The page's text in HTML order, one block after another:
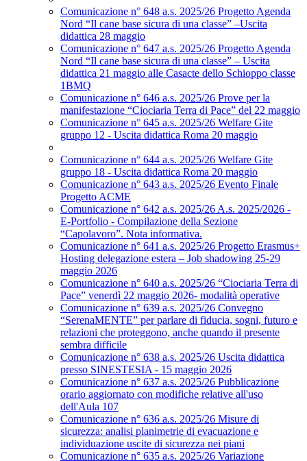
Comunicazione n° 648 a.s. 2025/26 Progetto Agenda
Nord “Il cane base sicura di una classe” –Uscita
didattica 28 maggio
Comunicazione n° 647 a.s. 2025/26 Progetto Agenda
Nord “Il cane base sicura di una classe” – Uscita
didattica 21 maggio alle Casacte dello Schioppo classe
1BMQ
Comunicazione n° 646 a.s. 2025/26 Prove per la
manifestazione “Ciociaria Terra di Pace” del 22 maggio
Comunicazione n° 645 a.s. 2025/26 Welfare Gite
gruppo 12 - Uscita didattica Roma 20 maggio
Comunicazione n° 644 a.s. 2025/26 Welfare Gite
gruppo 18 - Uscita didattica Roma 20 maggio
Comunicazione n° 643 a.s. 2025/26 Evento Finale
Progetto ACME
Comunicazione n° 642 a.s. 2025/26 A.s. 2025/2026 -
E-Portfolio - Compilazione della Sezione
“Capolavoro”. Nota informativa.
Comunicazione n° 641 a.s. 2025/26 Progetto Erasmus+
Hosting delegazione estera – Job shadowing 25-29
maggio 2026
Comunicazione n° 640 a.s. 2025/26 “Ciociaria Terra di
Pace” venerdì 22 maggio 2026- modalità operative
Comunicazione n° 639 a.s. 2025/26 Convegno
“SerenaMENTE” per parlare di fiducia, sogni, futuro e
relazioni che proteggono, anche quando il presente
sembra difficile
Comunicazione n° 638 a.s. 2025/26 Uscita didattica
presso SINESTESIA - 15 maggio 2026
Comunicazione n° 637 a.s. 2025/26 Pubblicazione
orario aggiornato con modifiche relative all'uso
dell'Aula 107
Comunicazione n° 636 a.s. 2025/26 Misure di
sicurezza: analisi planimetrie di evacuazione e
individuazione uscite di sicurezza nei piani
Comunicazione n° 635 a.s. 2025/26 Variazione